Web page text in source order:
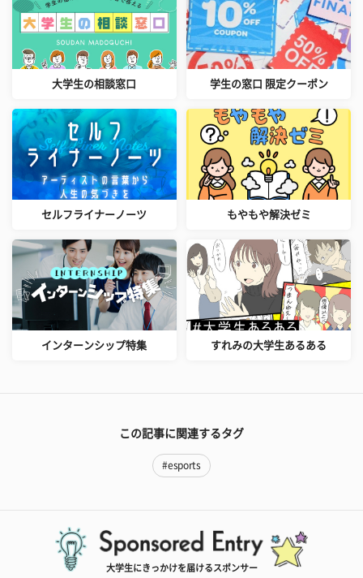
大学生の相談窓口 学生の窓口 限定クーポン
セルフライナーノーツ もやもや解決ゼミ
インターンシップ特集 すれみの大学生あるある
この記事に関連するタグ
#esports
大学生にきっかけを届けるスポンサー